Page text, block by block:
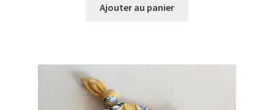
Ajouter au panier